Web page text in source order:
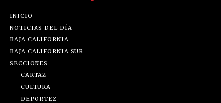
INICIO
NOTICIAS DEL DÍA
BAJA CALIFORNIA
BAJA CALIFORNIA SUR
SECCIONES
CARTAZ
CULTURA
DEPORTEZ